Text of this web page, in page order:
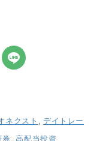
ネクスト , デイトレー
券,高配当投資